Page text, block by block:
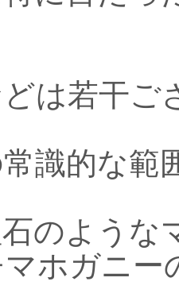
は若干ご
識的な範
のような
ホガニー